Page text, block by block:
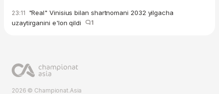
23:11 "Real" Vinisius bilan shartnomani 2032 yilgacha
uzaytirganini e'lon qildi
1
2026 © Championat.Asia